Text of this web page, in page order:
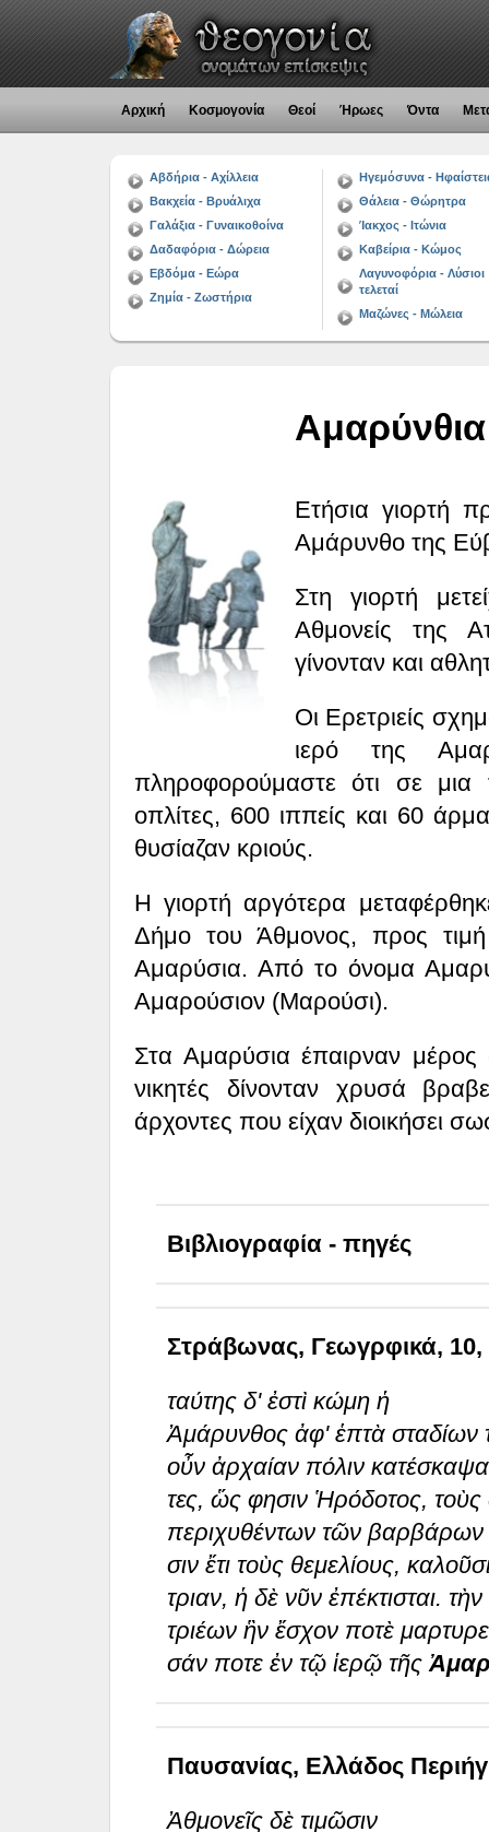
Αρχική Κοσμογονία Θεοί Ήρωες Όντα
Αβδήρια - Αχίλλεια
Βακχεία - Βρυάλιχα
Γαλάξια - Γυναικοθοίνα
Δαδαφόρια - Δώρεια
Εβδόμα - Εώρα
Ζημία - Ζωστήρια
Ηγεμόσυνα -
Θάλεια - Θώρητρα
Ίακχος - Ιτώνια
Καβείρια - Κώμος
Λαγυνοφόρια - Λύσιοι
τελεταί
Μαζώνες - Μώλεια
Ετήσια γιορτή
Αμάρυνθο της
Στη γιορτή
Aθμονείς της
γίνονταν και
Οι Ερετριείς
ιερό της
πληροφορούμαστε ότι σε μια
οπλίτες, 600 ιππείς και 60
θυσίαζαν κριούς.
H γιορτή αργότερα
Δήμο του Άθμονος, προς
Aμαρύσια. Από το όνομα
Aμαρούσιον (Μαρούσι).
Στα Αμαρύσια έπαιρναν
νικητές δίνονταν χρυσά
άρχοντες που είχαν διοικήσει
Βιβλιογραφία - πηγές
Στράβωνας, Γεωγρφικά, 10,
ταύτης δ' ἐστὶ κώμη ἡ
Ἀμάρυνθος ἀφ' ἑπτὰ σταδίων
οὖν ἀρχαίαν πόλιν
τες, ὥς φησιν Ἡρόδοτος,
περιχυθέντων τῶν βαρβάρων
σιν ἔτι τοὺς θεμελίους,
τριαν, ἡ δὲ νῦν ἐπέκτισται.
τριέων ἣν ἔσχον ποτὲ
σάν ποτε ἐν τῷ ἱερῷ τῆς
Παυσανίας, Ελλάδος
Ἀθμονεῖς δὲ τιμῶσιν